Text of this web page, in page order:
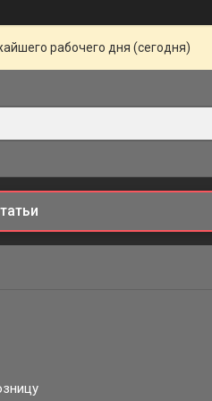
рабочего дня (сегодня)